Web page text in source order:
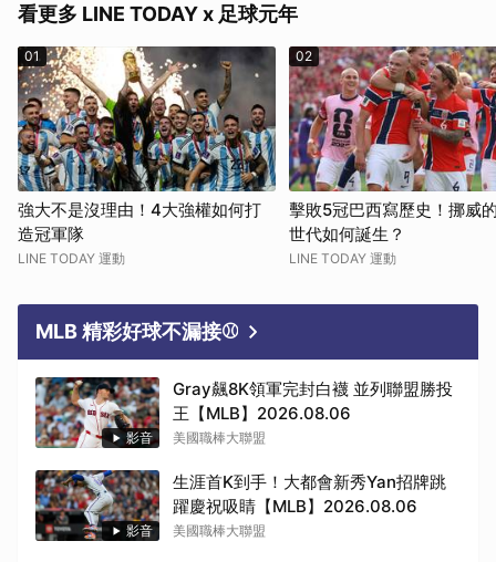
看更多 LINE TODAY x 足球元年
01
強大不是沒理由！4大強權如何打
造冠軍隊
LINE TODAY 運動
02
擊敗5冠巴西寫歷史！挪威
世代如何誕生？
LINE TODAY 運動
MLB 精彩好球不漏接⚾
影音
Gray飆8K領軍完封白襪 並列聯盟勝投
王【MLB】2026.08.06
美國職棒大聯盟
影音
生涯首K到手！大都會新秀Yan招牌跳
躍慶祝吸睛【MLB】2026.08.06
美國職棒大聯盟